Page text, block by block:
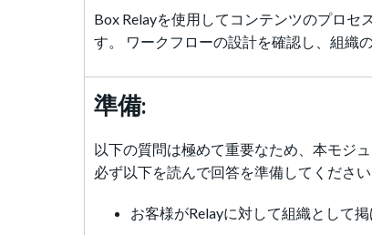
Box Relayを使用してコンテンツのプロセ
す。 ワークフローの設計を確認し、組織
準備:
以下の質問は極めて重要なため、本モジ
必ず以下を読んで回答を準備してください
お客様がRelayに対して組織として